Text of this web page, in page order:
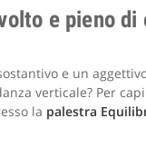
e pieno
e un
verticale? Per
la palestra